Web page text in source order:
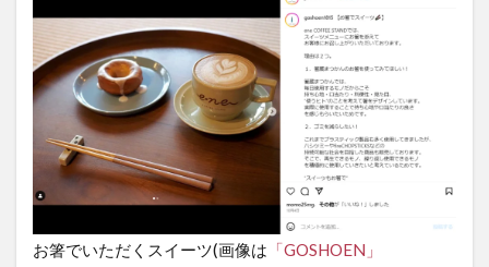
3
店
舗
お箸でいただくスイーツ(画像は 「GOSHOEN」